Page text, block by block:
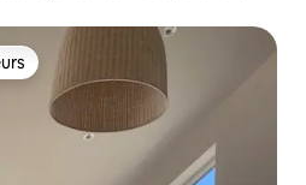
les plus appréciés